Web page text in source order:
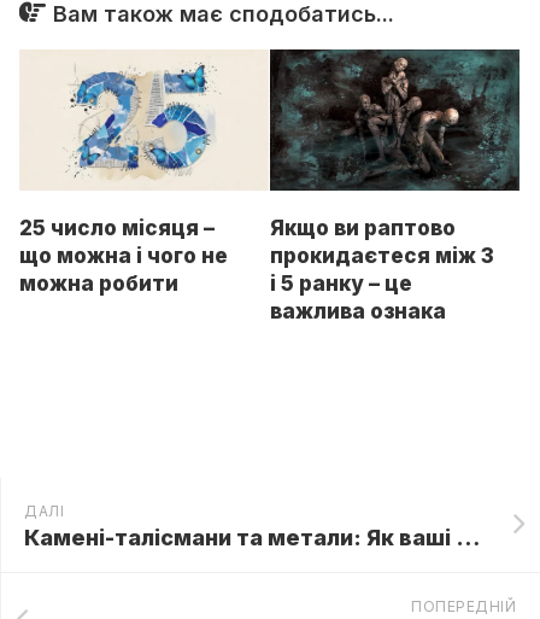
Вам також має сподобатись...
25 число місяця –
що можна і чого не
можна робити
Якщо ви раптово
прокидаєтеся між 3
і 5 ранку – це
важлива ознака
ДАЛІ
Камені-талісмани та метали: Як ваші прикраси притягують удачу (або тихо крадуть енергію)
ПОПЕРЕДНІЙ